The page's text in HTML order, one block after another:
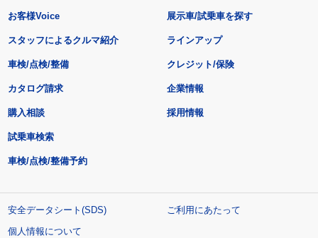
お客様Voice
スタッフによるクルマ紹介
展示車/試乗車を探す
ラインアップ
車検/点検/整備 クレジット/保険
カタログ請求
購入相談
試乗車検索
車検/点検/整備予約
企業情報
採用情報
安全データシート(SDS)
ご利用にあたって
個人情報について